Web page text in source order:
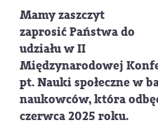
Mamy zaszczyt
zaprosić Państwa do
udziału wII
Międzynarodowej
pt. Nauki społeczne w
naukowców, która
czerwca 2025 roku.